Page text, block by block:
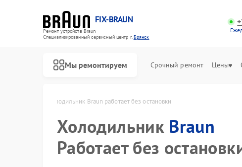
FIX-BRAUN
Ремонт устройств Braun
Специализированный cервисный центр г.Брянск
Мы ремонтируем Срочный ремонт Цены
Холодильник Braun работает без остановки
Холодильник Braun
Работает без